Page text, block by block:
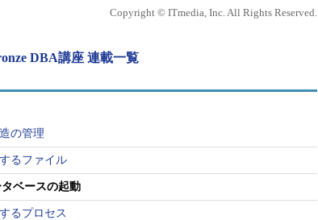
時に読み込まれ、SGAの割り当てとバック
。それによってインスタンスが起動されます。従
失している場合、インスタンスの起動時にエラー
た状態で起動を行うと、以下のようなエラーにな
Copyright © ITmedia, Inc. All Rights Reserved.
DBA講座 連載一覧
の管理
るファイル
ベースの起動
るプロセス